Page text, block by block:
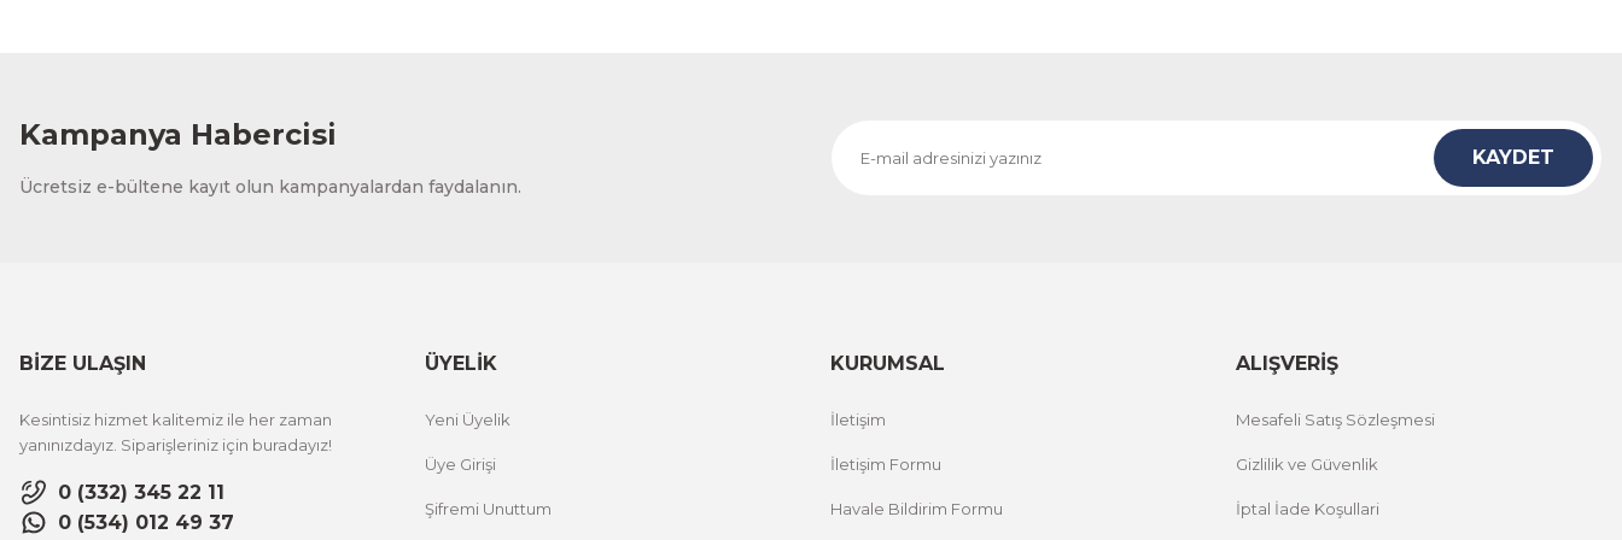
Kampanya Habercisi
Ücretsiz e-bültene kayıt olun kampanyalardan faydalanın.
KAYDET
BİZE ULAŞIN
Kesintisiz hizmet kalitemiz ile her zaman
yanınızdayız. Siparişleriniz için buradayız!
0 (332) 345 22 11
0 (534) 012 49 37
ÜYELİK
Yeni Üyelik
Üye Girişi
Şifremi Unuttum
KURUMSAL
İletişim
İletişim Formu
Havale Bildirim Formu
ALIŞVERİŞ
Mesafeli Satış Sözleşmesi
Gizlilik ve Güvenlik
İptal İade Koşullari